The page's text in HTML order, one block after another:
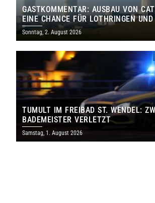
GASTKOMMENTAR: AUSBAU VON
EINE CHANCE FÜR LOTHRINGEN
SAARLAND
Sonntag, 2. August 2026
TUMULT IM FREIBAD ST. WENDEL:
BADEMEISTER VERLETZT
Samstag, 1. August 2026